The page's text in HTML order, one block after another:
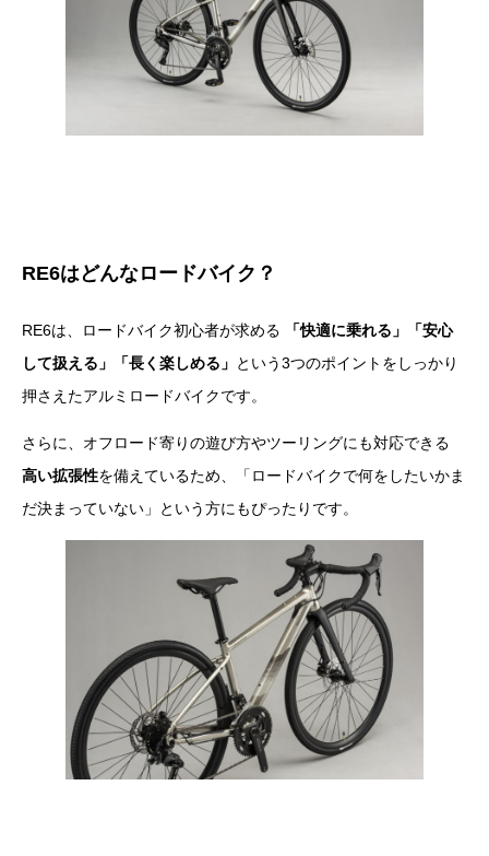
RE6はどんなロードバイク？
RE6は、ロードバイク初心者が求める
「快適に乗れる」「安心
して扱える」「長く楽しめる」 という3つのポイントをしっかり
押さえたアルミロードバイクです。
さらに、オフロード寄りの遊び方やツーリングにも対応できる
高い拡張性を備えているため、「ロードバイクで何をしたいかま
だ決まっていない」という方にもぴったりです。